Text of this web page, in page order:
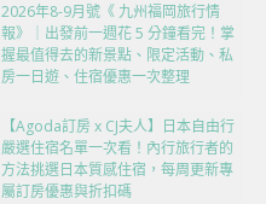
2026年8-9月號《 九州福岡旅行情
報》｜出發前一週花 5 分鐘看完！掌
握最值得去的新景點、限定活動、私
房一日遊、住宿優惠一次整理
【Agoda訂房 x CJ夫人】日本自由行
嚴選住宿名單一次看！內行旅行者的
方法挑選日本質感住宿，每周更新專
屬訂房優惠與折扣碼